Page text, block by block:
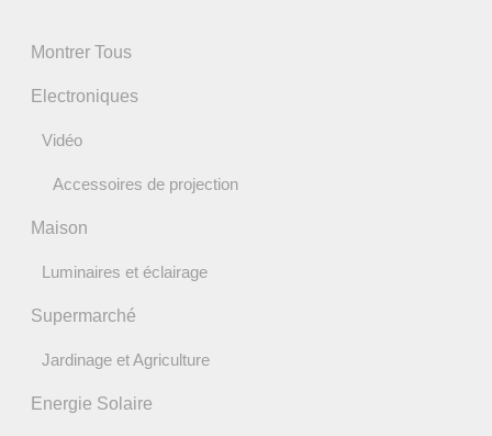
Montrer Tous
Electroniques
Vidéo
Accessoires de projection
Maison
Luminaires et éclairage
Supermarché
Jardinage et Agriculture
Energie Solaire